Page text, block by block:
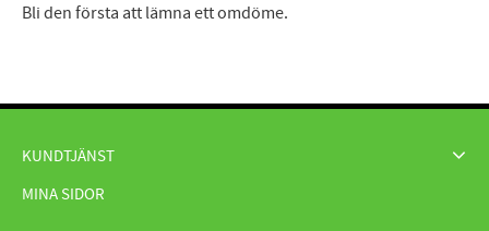
Bli den första att lämna ett omdöme.
KUNDTJÄNST
MINA SIDOR